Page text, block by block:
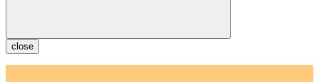
close